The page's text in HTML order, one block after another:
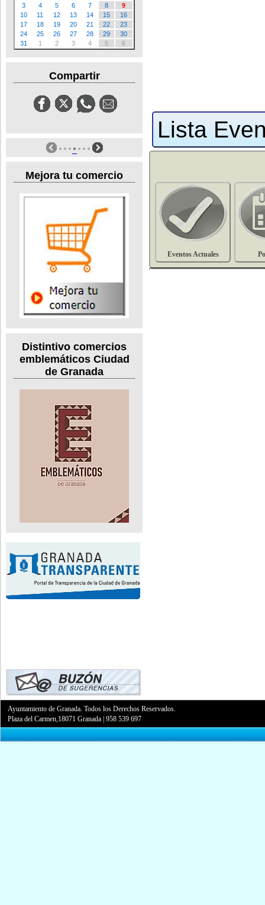
3
4 5 6 7 8
9
10
11 12 13 14 15
16
17
18 19 20 21 22
23
24
25 26 27 28 29
30
31
1 2 3 4 5 6
Compartir
Mejora tu comercio
Distintivo comercios
emblemáticos Ciudad
de Granada
Lista
Eventos Actuales
Ayuntamiento de Granada. Todos los Derechos Reservados.
Plaza del Carmen,18071 Granada |958 539 697